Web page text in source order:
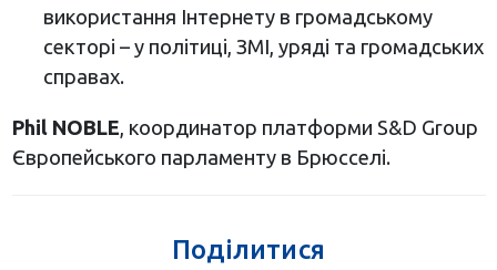
використання Інтернету в громадському
секторі – у політиці, ЗМІ, уряді та громадських
справах.
Phil NOBLE, координатор платформи S&D Group
Європейського парламенту в Брюсселі.
Поділитися